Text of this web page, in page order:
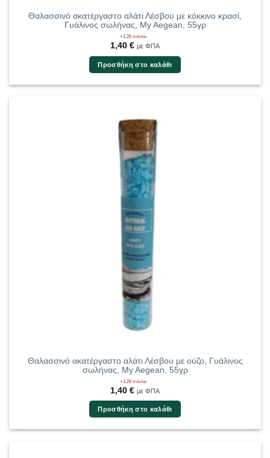
Θαλασσινό ακατέργαστο αλάτι Λέσβου με κόκκινο κρασί,
Γυάλινος σωλήνας, My Aegean, 55γρ
+1,26 πόντοι
1,40 € με ΦΠΑ
Προσθήκη στο καλάθι
Θαλασσινό ακατέργαστο αλάτι Λέσβου με ούζο, Γυάλινος
σωλήνας, My Aegean, 55γρ
+1,26 πόντοι
1,40 € με ΦΠΑ
Προσθήκη στο καλάθι